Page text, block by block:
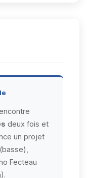
deux fois et
un projet
Fecteau